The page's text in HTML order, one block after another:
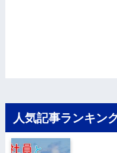
人気記事ランキン